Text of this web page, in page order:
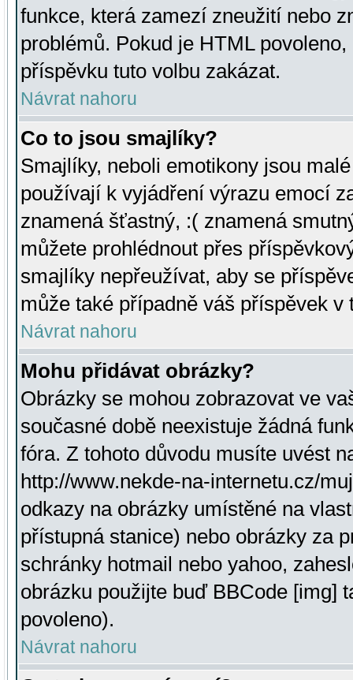
funkce, která zamezí zneužití nebo
problémů. Pokud je HTML
příspěvku tuto volbu zakázat.
Návrat nahoru
Co to jsou smajlíky?
Smajlíky, neboli emotikony jsou
používají k vyjádření výrazu emocí
znamená šťastný, :( znamená
můžete prohlédnout přes
smajlíky nepřeužívat, aby se
může také případně váš příspěvek v
Návrat nahoru
Mohu přidávat obrázky?
Obrázky se mohou zobrazovat ve
současné době neexistuje žádná
fóra. Z tohoto důvodu musíte uvést
http://www.nekde-na-internetu.cz/
odkazy na obrázky umístěné na
přístupná stanice) nebo obrázky za
schránky hotmail nebo yahoo,
obrázku použijte buď BBCode [img]
povoleno).
Návrat nahoru